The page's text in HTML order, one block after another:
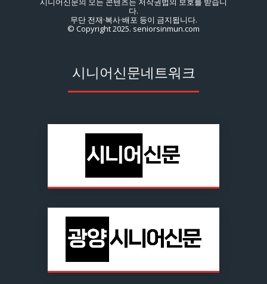
다.
무단 전재·복사·배포 등이 금지됩니다.
© Copyright 2025. seniorsinmun.com
시니어신문네트워크